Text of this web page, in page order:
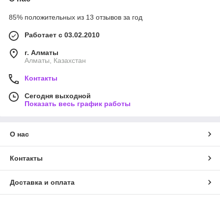
85% положительных из 13 отзывов за год
Работает с 03.02.2010
г. Алматы
Алматы, Казахстан
Контакты
Сегодня выходной
Показать весь график работы
О нас
Контакты
Доставка и оплата